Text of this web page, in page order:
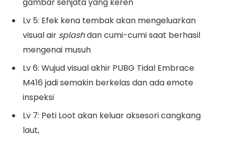
gambar senjata yang keren
Lv 5: Efek kena tembak akan mengeluarkan
visual air splashdan cumi-cumi saat berhasil
mengenai musuh
Lv 6: Wujud visual akhir PUBG Tidal Embrace
M416 jadi semakin berkelas dan ada emote
inspeksi
Lv 7: Peti Loot akan keluar aksesori cangkang
laut,